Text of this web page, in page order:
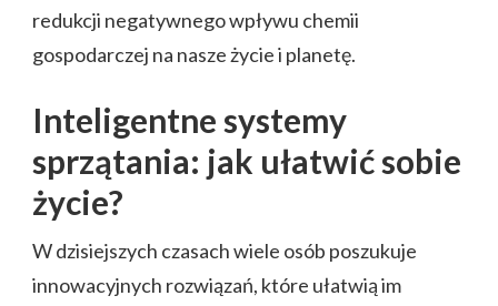
redukcji negatywnego wpływu chemii
gospodarczej na nasze życie i planetę.
Inteligentne systemy
sprzątania: jak ułatwić sobie
życie?
W dzisiejszych czasach wiele osób poszukuje
innowacyjnych rozwiązań, które ułatwią im